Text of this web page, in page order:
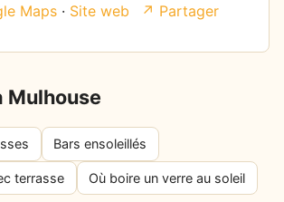
Maps · Site web ↗ Partager
Mulhouse
Bars ensoleillés
terrasse Où boire un verre au soleil